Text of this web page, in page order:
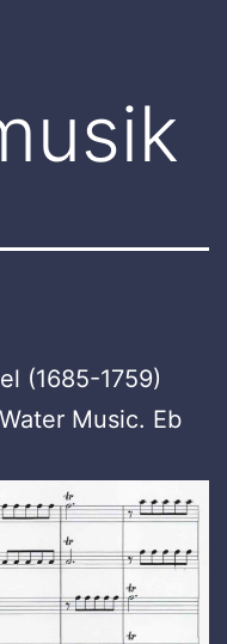
(1685-1759)
Music. Eb